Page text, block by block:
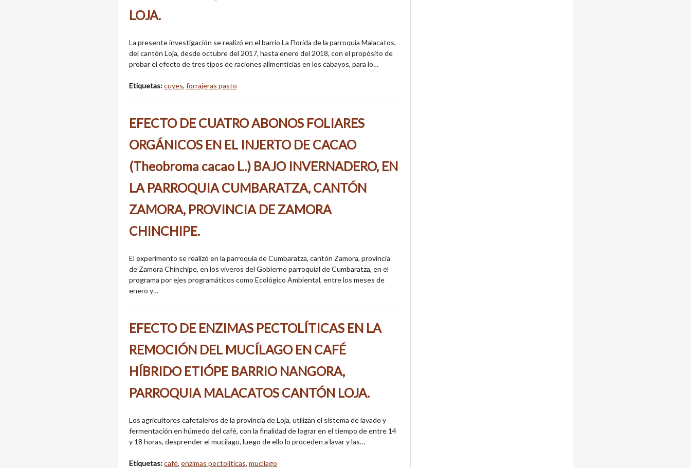
LOJA.
La presente investigación se realizó en el barrio La Florida de la parroquia Malacatos,
del cantón Loja, desde octubre del 2017, hasta enero del 2018, con el propósito de
probar el efecto de tres tipos de raciones alimenticias en los cabayos, para lo…
Etiquetas:cuyes, forrajeras pasto
EFECTO DE CUATRO ABONOS FOLIARES
ORGÁNICOS EN EL INJERTO DE CACAO
(Theobroma cacao L.) BAJO INVERNADERO, EN
LA PARROQUIA CUMBARATZA, CANTÓN
ZAMORA, PROVINCIA DE ZAMORA
CHINCHIPE.
El experimento se realizó en la parroquia de Cumbaratza, cantón Zamora, provincia
de Zamora Chinchipe, en los viveros del Gobierno parroquial de Cumbaratza, en el
programa por ejes programáticos como Ecológico Ambiental, entre los meses de
enero y…
EFECTO DE ENZIMAS PECTOLÍTICAS EN LA
REMOCIÓN DEL MUCÍLAGO EN CAFÉ
HÍBRIDO ETIÓPE BARRIO NANGORA,
PARROQUIA MALACATOS CANTÓN LOJA.
Los agricultores cafetaleros de la provincia de Loja, utilizan el sistema de lavado y
fermentación en húmedo del café, con la finalidad de lograr en el tiempo de entre 14
y 18 horas, desprender el mucilago, luego de ello lo proceden a lavar y las…
Etiquetas:café, enzimas pectolíticas, mucílago